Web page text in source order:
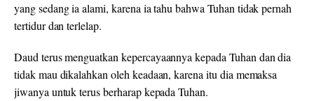
yang sedang ia alami, karena ia tahu bahwa Tuhan tidak pernah
tertidur dan terlelap.
Daud terus menguatkan kepercayaannya kepada Tuhan dan dia
tidak mau dikalahkan oleh keadaan, karena itu dia memaksa
jiwanya untuk terus berharap kepada Tuhan.